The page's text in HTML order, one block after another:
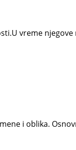
vreme
i oblika.